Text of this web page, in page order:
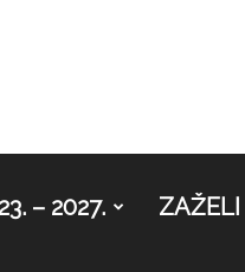
– 2027. ZAŽELI